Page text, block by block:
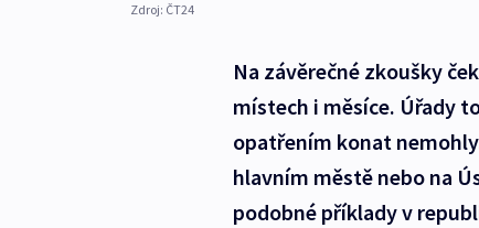
Zdroj: ČT24
Na závěrečné zkoušky
místech i měsíce. Úřady
opatřením konat
hlavním městě nebo na
podobné příklady v